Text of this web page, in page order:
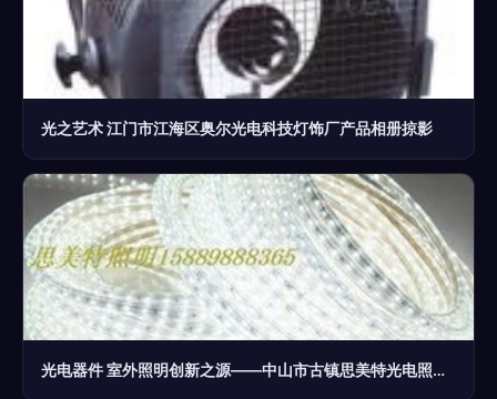
光之艺术 江门市江海区奥尔光电科技灯饰厂产品相册掠影
光电器件 室外照明创新之源——中山市古镇思美特光电照明厂的产品布局